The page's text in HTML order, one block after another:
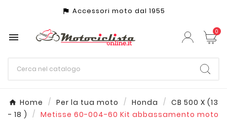
assistant_photo Accessori moto dal 1955
 0
Home Per la tua moto Honda
CB 500 X (13
- 18 )
Metisse 60-004-60 Kit abbassamento moto